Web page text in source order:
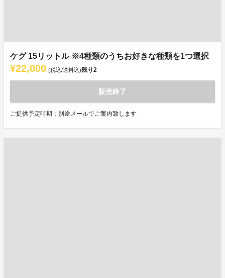
ケグ 15リットル ※4種類のうちお好きな種類を1つ選択
¥22,000 (税込/送料込)残り2
販売終了
ご提供予定時期：別途メールでご案内致します